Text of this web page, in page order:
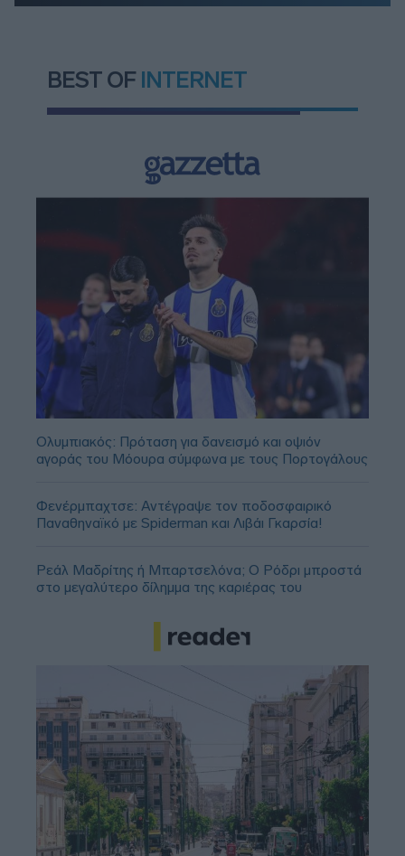
BEST OF INTERNET
Ολυμπιακός: Πρόταση για δανεισμό και οψιόν
αγοράς του Μόουρα σύμφωνα με τους Πορτογάλους
Φενέρμπαχτσε: Αντέγραψε τον ποδοσφαιρικό
Παναθηναϊκό με Spiderman και Λιβάι Γκαρσία!
Ρεάλ Μαδρίτης ή Μπαρτσελόνα; Ο Ρόδρι μπροστά
στο μεγαλύτερο δίλημμα της καριέρας του